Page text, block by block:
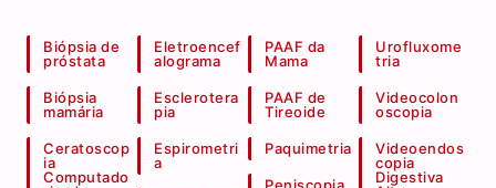
Biópsia de
próstata
Biópsia
mamária
Ceratoscop
ia
Computado
Eletroencef
alograma
Esclerotera
pia
Espirometri
a
PAAF da
Mama
PAAF de
Tireoide
Paquimetria
Urofluxome
tria
Videocolon
oscopia
Videoendos
copia
Digestiva